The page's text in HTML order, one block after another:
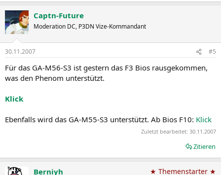
Captn-Future
Moderation DC, P3DN Vize-Kommandant
30.11.2007 #5
Für das GA-M56-S3 ist gestern das F3 Bios rausgekommen,
was den Phenom unterstützt.
Klick
Ebenfalls wird das GA-M55-S3 unterstützt. Ab Bios F10: Klick
Zuletzt bearbeitet: 30.11.2007
Zitieren
Berniyh ★ Themenstarter ★